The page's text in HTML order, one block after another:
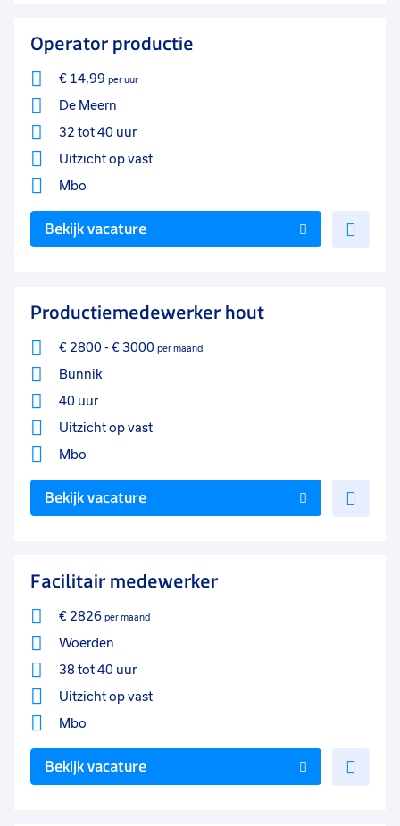
Operator productie
€ 14,99 per uur
De Meern
32 tot 40 uur
Uitzicht op vast
Mbo
Bekijk vacature
Productiemedewerker hout
€ 2800- € 3000 per maand
Bunnik
40 uur
Uitzicht op vast
Mbo
Bekijk vacature
Facilitair medewerker
€ 2826 per maand
Woerden
38 tot 40 uur
Uitzicht op vast
Mbo
Bekijk vacature